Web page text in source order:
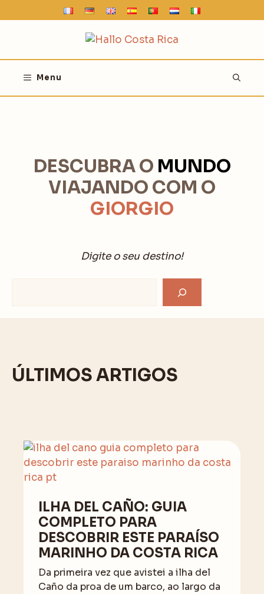
para
Menu
DESCUBRA O MUNDO
VIAJANDO COM O
GIORGIO
Digite o seu destino!
ÚLTIMOS ARTIGOS
ILHA DEL CAÑO: GUIA
COMPLETO PARA
DESCOBRIR ESTE PARAÍSO
MARINHO DA COSTA RICA
Da primeira vez que avistei a ilha del
Caño da proa de um barco, ao largo da